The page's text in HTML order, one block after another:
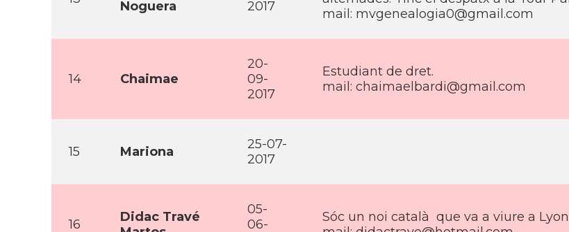
Noguera
2017
mail: mvgenealogia0@gmail.com
14 Chaimae
20-
09-
2017
Estudiant de dret.
mail: chaimaelbardi@gmail.com
15 Mariona
25-07-
2017
16
Didac Travé
05-
06-
Sóc un noi català que va a viure a